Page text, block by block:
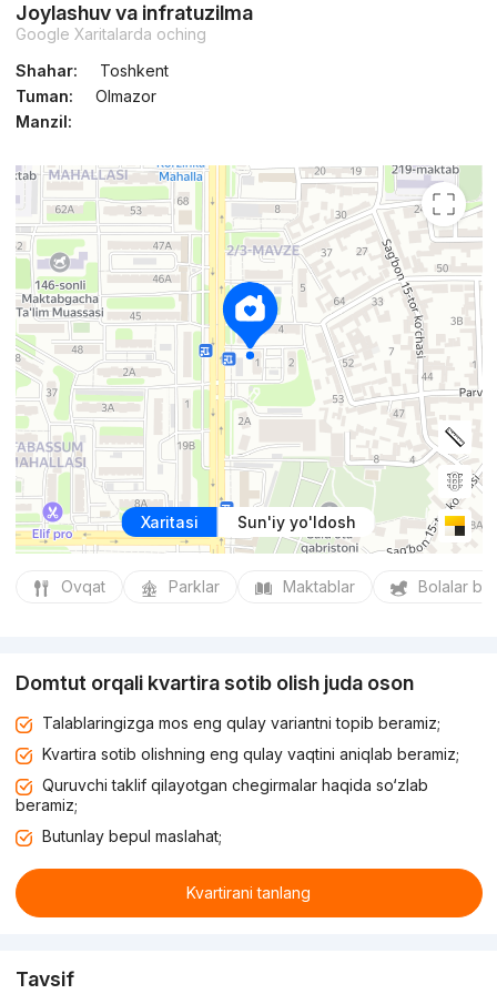
Joylashuv va infratuzilma
Google Xaritalarda oching
Shahar:
Toshkent
Tuman:
Olmazor
Manzil:
Xaritasi Sun'iy yo'ldosh
Ovqat Parklar Maktablar Bolalar
Domtut orqali kvartira sotib olish juda oson
Talablaringizga mos eng qulay variantni topib beramiz;
Kvartira sotib olishning eng qulay vaqtini aniqlab beramiz;
Quruvchi taklif qilayotgan chegirmalar haqida so‘zlab
beramiz;
Butunlay bepul maslahat;
Kvartirani tanlang
Tavsif